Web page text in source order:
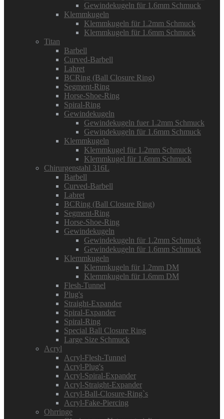
Gewindekugeln für 1.6mm Schmuck
Klemmkugeln
Klemmkugeln für 1.2mm Schmuck
Klemmkugeln für 1.6mm Schmuck
Titan
Barbell
Curved-Barbell
Labret
BCRing (Ball Closure Ring)
Segment-Ring
Horse-Shoe-Ring
Spiral-Ring
Gewindekugeln
Gewindekugeln fuer 1.2mm Schmuck
Gewindekugeln für 1.6mm Schmuck
Klemmkugeln
Klemmkugel für 1.2mm Schmuck
Klemmkugel für 1.6mm Schmuck
Chirurgenstahl 316L
Barbell
Curved-Barbell
Labret
BCRing (Ball Closure Ring)
Segment-Ring
Horse-Shoe-Ring
Gewindekugeln
Gewindekugeln für 1.2mm Schmuck
Gewindekugeln für 1.6mm Schmuck
Klemmkugeln
Klemmkugeln für 1.2mm DM
Klemmkugeln für 1.6mm DM
Flesh-Tunnel
Plug's
Straight-Expander
Spiral-Expander
Spiral-Ring
Special Ball Closure Ring
Large Size Schmuck
Acryl
Acryl-Flesh-Tunnel
Acryl-Plug's
Acryl-Spiral-Expander
Acryl-Straight-Expander
Acryl-Ball-Closure-Ring`s
Acryl-Fake-Piercing
Ohrringe